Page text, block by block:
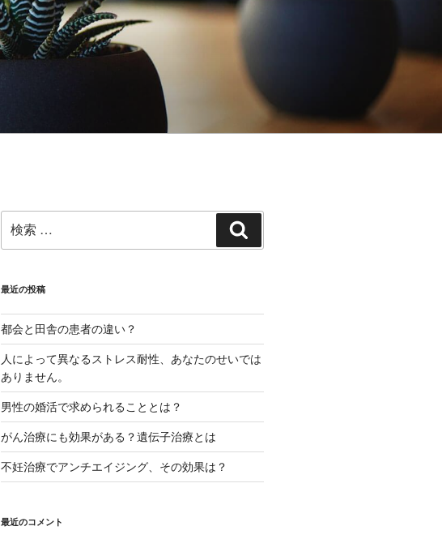
索:
索
最近の投稿
都会と田舎の患者の違い？
人によって異なるストレス耐性、あなたのせいでは
ありません。
男性の婚活で求められることとは？
がん治療にも効果がある？遺伝子治療とは
不妊治療でアンチエイジング、その効果は？
最近のコメント